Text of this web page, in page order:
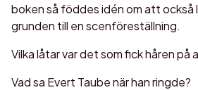
boken så föddes idén om att också
grunden till en scenföreställning.
Vilka låtar var det som fick håren på
Vad sa Evert Taube när han ringde?